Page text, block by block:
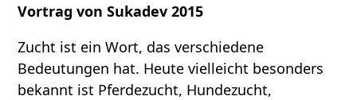
Vortrag von Sukadev 2015
Zucht ist ein Wort, das verschiedene
Bedeutungen hat. Heute vielleicht besonders
bekannt ist Pferdezucht, Hundezucht,